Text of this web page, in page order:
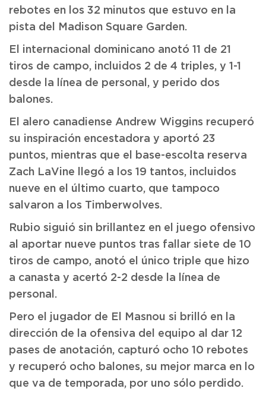
rebotes en los 32 minutos que estuvo en la
pista del Madison Square Garden.
El internacional dominicano anotó 11 de 21
tiros de campo, incluidos 2 de 4 triples, y 1-1
desde la línea de personal, y perido dos
balones.
El alero canadiense Andrew Wiggins recuperó
su inspiración encestadora y aportó 23
puntos, mientras que el base-escolta reserva
Zach LaVine llegó a los 19 tantos, incluidos
nueve en el último cuarto, que tampoco
salvaron a los Timberwolves.
Rubio siguió sin brillantez en el juego ofensivo
al aportar nueve puntos tras fallar siete de 10
tiros de campo, anotó el único triple que hizo
a canasta y acertó 2-2 desde la línea de
personal.
Pero el jugador de El Masnou si brilló en la
dirección de la ofensiva del equipo al dar 12
pases de anotación, capturó ocho 10 rebotes
y recuperó ocho balones, su mejor marca en lo
que va de temporada, por uno sólo perdido.